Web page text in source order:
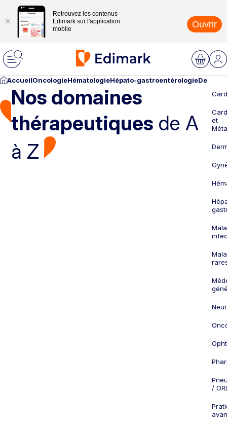
Retrouvez les contenus
Edimark sur l'application
mobile
Ouvrir
AccueilOncologieHématologieHépato-gastroentérologie
Nos domaines
thérapeutiques de A
à Z
et
/